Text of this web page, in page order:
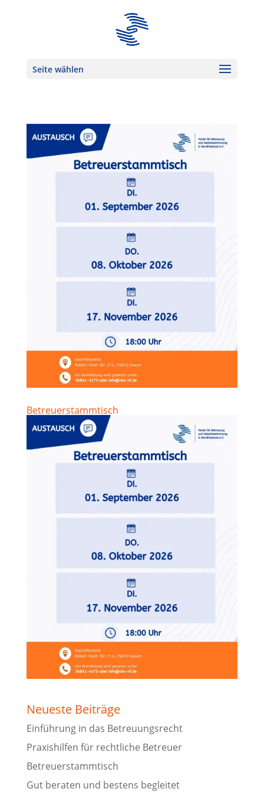
Seite wählen
Betreuerstammtisch
Neueste Beiträge
Einführung in das Betreuungsrecht
Praxishilfen für rechtliche Betreuer
Betreuerstammtisch
Gut beraten und bestens begleitet